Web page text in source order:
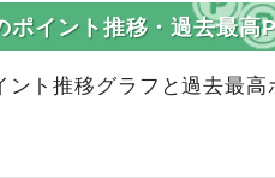
イント推移・過去最高
ント推移グラフと過去最高